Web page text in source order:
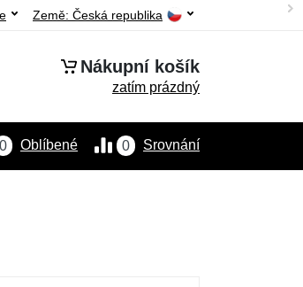
Země: Česká republika
Nákupní košík
zatím prázdný
0 Srovnání
0 Oblíbené